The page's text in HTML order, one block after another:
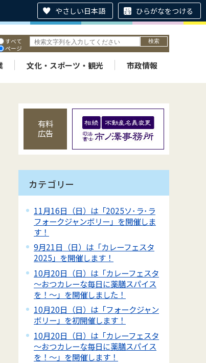
やさしい日本語 ひらがなをつける
すべて
ページ
文化・スポーツ・観光 市政情報
有料
広告
カテゴリー
11月16日（日）は「2025ソ･ラ･ラ
フォークジャンボリー」を開催しま
す！
9月21日（日）は「カレーフェスタ
2025」を開催します！
10月20日（日）は「カレーフェスタ
～おつカレーな毎日に薬膳スパイス
を！～」を開催しました！
10月20日（日）は「フォークジャン
ボリー」を初開催します！
10月20日（日）は「カレーフェスタ
～おつカレーな毎日に薬膳スパイス
を！～」を開催します！